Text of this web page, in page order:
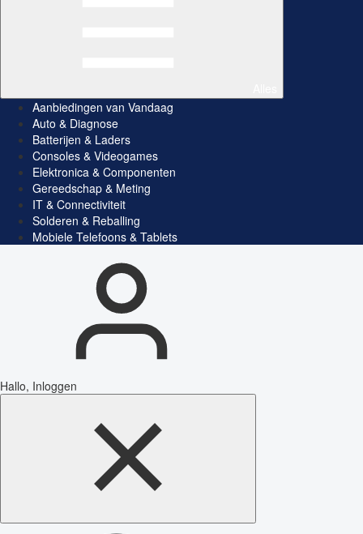
Aanbiedingen van Vandaag
Auto & Diagnose
Batterijen & Laders
Consoles & Videogames
Elektronica & Componenten
Gereedschap & Meting
IT & Connectiviteit
Solderen & Reballing
Mobiele Telefoons & Tablets
Hallo, Inloggen